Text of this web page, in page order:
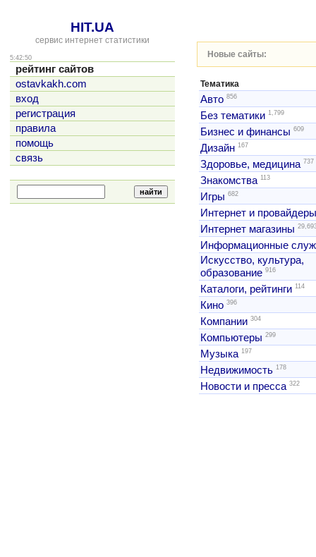
HIT.UA
сервис интернет статистики
5:42:50
рейтинг сайтов
ostavkakh.com
вход
регистрация
правила
помощь
связь
Новые сайты:
Тематика
Авто 856
Без тематики 1,799
Бизнес и финансы 609
Дизайн 167
Здоровье, медицина 737
Знакомства 113
Игры 682
Интернет и провайдеры
Интернет магазины
Информационные
Искусство, культура,
образование 916
Каталоги, рейтинги 114
Кино 396
Компании 304
Компьютеры 299
Музыка 197
Недвижимость 178
Новости и пресса 322